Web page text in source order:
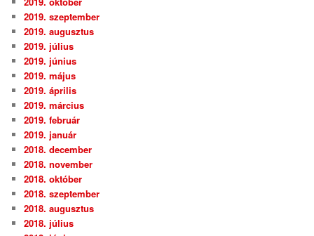
2019. szeptember
2019. augusztus
2019. július
2019. június
2019. május
2019. április
2019. március
2019. február
2019. január
2018. december
2018. november
2018. október
2018. szeptember
2018. augusztus
2018. július